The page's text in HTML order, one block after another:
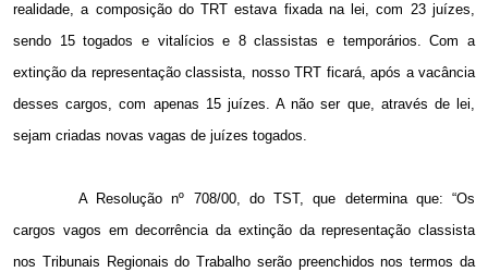
realidade, a composição do TRT estava fixada na lei, com 23 juízes,
sendo 15 togados e vitalícios e 8 classistas e temporários. Com a
extinção da representação classista, nosso TRT ficará, após a vacância
desses cargos, com apenas 15 juízes. A não ser que, através de lei,
sejam criadas novas vagas de juízes togados.
A Resolução nº 708/00, do TST, que determina que: “Os
cargos vagos em decorrência da extinção da representação classista
nos Tribunais Regionais do Trabalho serão preenchidos nos termos da